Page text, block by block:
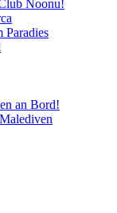
Noonu!
Paradies
an Bord!